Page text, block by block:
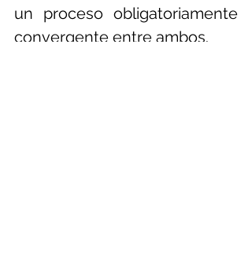
un proceso obligatoriamente
convergente entre ambos.